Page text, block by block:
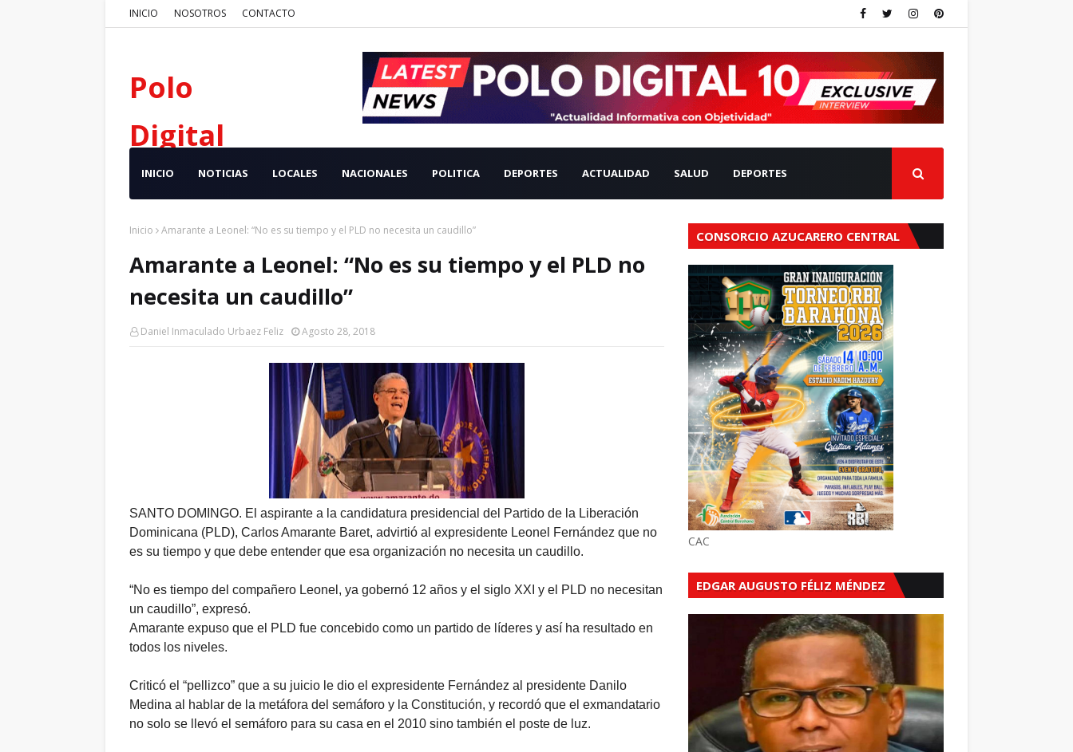
INICIO NOSOTROS CONTACTO
Polo
Digital
INICIO NOTICIAS LOCALES NACIONALES POLITICA DEPORTES ACTUALIDAD SALUD DEPORTES
Inicio Amarante a Leonel: “No es su tiempo y el PLD no necesita un caudillo”
Amarante a Leonel: “No es su tiempo y el PLD no
necesita un caudillo”
Daniel Inmaculado Urbaez Feliz Agosto 28, 2018
SANTO DOMINGO. El aspirante a la candidatura presidencial del Partido de la Liberación
Dominicana (PLD), Carlos Amarante Baret, advirtió al expresidente Leonel Fernández que no
es su tiempo y que debe entender que esa organización no necesita un caudillo.
“No es tiempo del compañero Leonel, ya gobernó 12 años y el siglo XXI y el PLD no necesitan
un caudillo”, expresó.
Amarante expuso que el PLD fue concebido como un partido de líderes y así ha resultado en
todos los niveles.
Criticó el “pellizco” que a su juicio le dio el expresidente Fernández al presidente Danilo
Medina al hablar de la metáfora del semáforo y la Constitución, y recordó que el exmandatario
no solo se llevó el semáforo para su casa en el 2010 sino también el poste de luz.
CONSORCIO AZUCARERO CENTRAL
CAC
EDGAR AUGUSTO FÉLIZ MÉNDEZ